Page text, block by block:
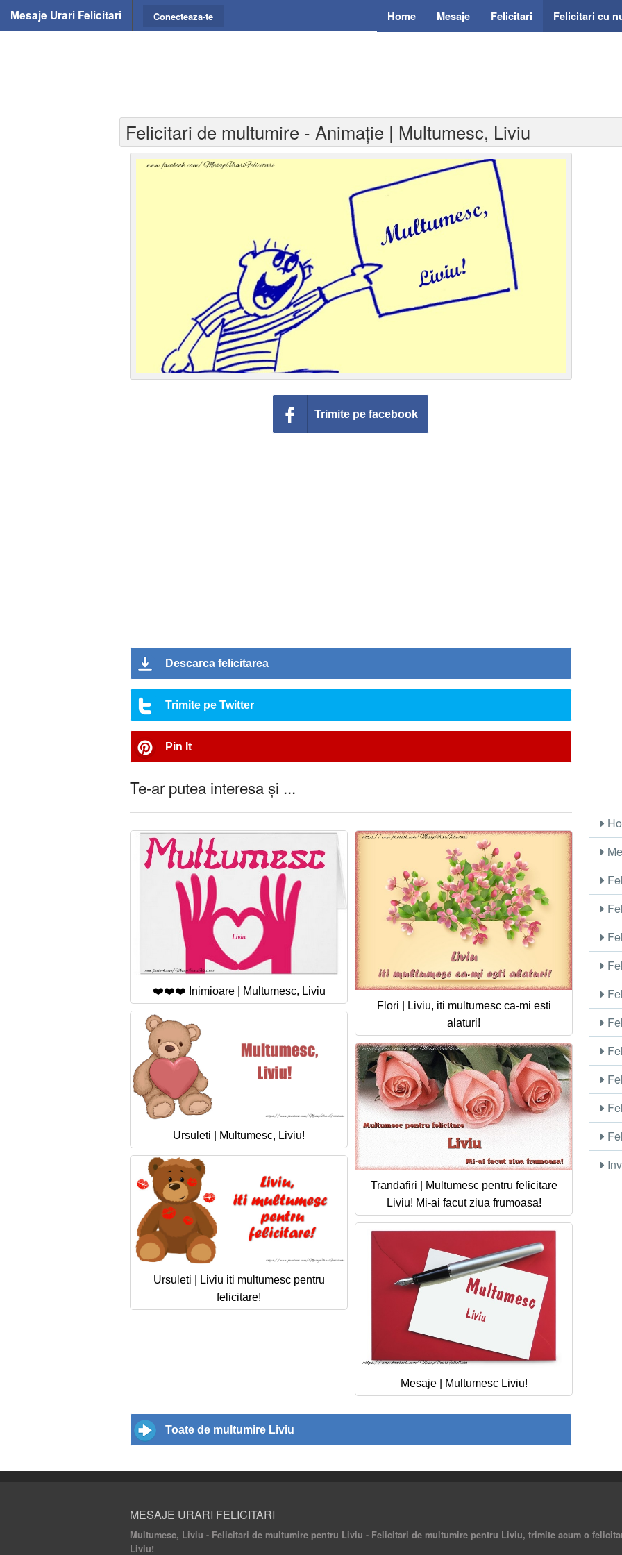
Mesaje Urari Felicitari Home Mesaje Felicitari Felicitari cu
Conecteaza-te
Felicitari de multumire - Animație | Multumesc, Liviu
Trimite pe facebook
Descarca felicitarea
Trimite pe Twitter
Pin It
Te-ar putea interesa și ...
❤️❤️❤️ Inimioare | Multumesc, Liviu
Flori | Liviu, iti multumesc ca-mi esti
alaturi!
Ursuleti | Multumesc, Liviu!
Trandafiri | Multumesc pentru felicitare
Liviu! Mi-ai facut ziua frumoasa!
Ursuleti | Liviu iti multumesc pentru
felicitare!
Mesaje | Multumesc Liviu!
Toate de multumire Liviu
MESAJE URARI FELICITARI
Multumesc, Liviu - Felicitari de multumire pentru Liviu - Felicitari de multumire pentru Liviu, trimite acum o
Liviu!